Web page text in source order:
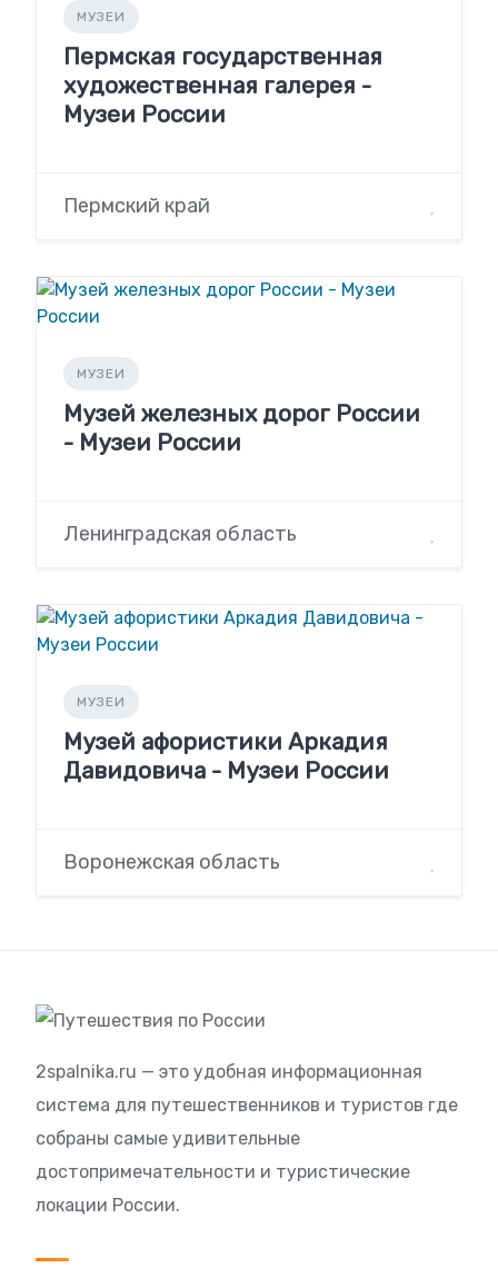
МУЗЕИ
Пермская государственная
художественная галерея -
Музеи России
Пермский край
МУЗЕИ
Музей железных дорог России
- Музеи России
Ленинградская область
МУЗЕИ
Музей афористики Аркадия
Давидовича - Музеи России
Воронежская область
2spalnika.ru — это удобная информационная
система для путешественников и туристов где
собраны самые удивительные
достопримечательности и туристические
локации России.